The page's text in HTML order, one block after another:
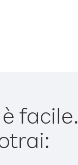
facile.